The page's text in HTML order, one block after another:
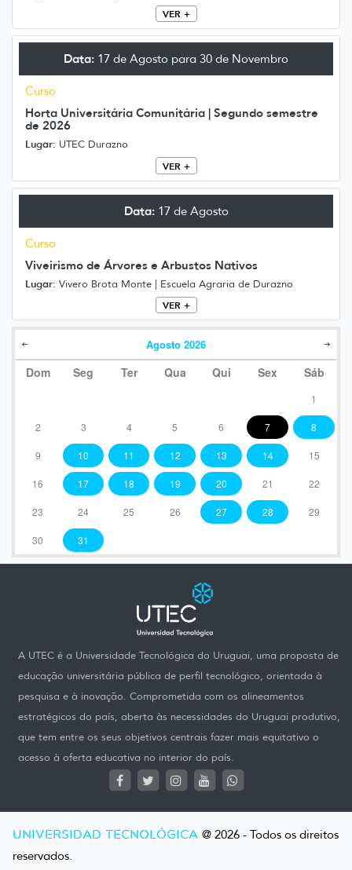
VER +
Data: 17 de Agosto para 30 de Novembro
Curso
Horta Universitária Comunitária | Segundo semestre
de 2026
Lugar: UTEC Durazno
VER +
Data:17 de Agosto
Curso
Viveirismo de Árvores e Arbustos Nativos
Lugar: Vivero Brota Monte | Escuela Agraria de Durazno
VER +
Agosto 2026
Dom Seg Ter Qua Qui Sex Sáb
1
2 3 4 5 6 7 8
9 10 11 12 13 14 15
16 17 18 19 20 21 22
23 24 25 26 27 28 29
30 31
A UTEC é a Universidade Tecnológica do Uruguai, uma proposta de
educação universitária pública de perfil tecnológico, orientada à
pesquisa e à inovação. Comprometida com os alineamentos
estratégicos do país, aberta às necessidades do Uruguai produtivo,
que tem entre os seus objetivos centrais fazer mais equitativo o
acesso à oferta educativa no interior do país.
UNIVERSIDAD TECNOLÓGICA @ 2026 - Todos os direitos
reservados.